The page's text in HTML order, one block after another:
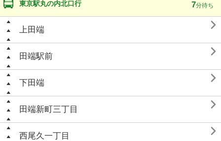
東京駅丸の内北口行 7分待ち
上田端 
田端駅前 
下田端 
田端新町三丁目 
西尾久一丁目 